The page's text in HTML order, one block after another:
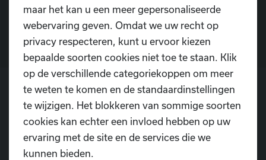
maar het kan u een meer gepersonaliseerde
webervaring geven. Omdat we uw recht op
privacy respecteren, kunt u ervoor kiezen
bepaalde soorten cookies niet toe te staan. Klik
op de verschillende categoriekoppen om meer
te weten te komen en de standaardinstellingen
te wijzigen. Het blokkeren van sommige soorten
cookies kan echter een invloed hebben op uw
ervaring met de site en de services die we
kunnen bieden.
Contacteer ons
Pontweg 3